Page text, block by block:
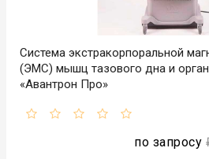
Система экстракорпоральной
(ЭМС) мышц тазового дна и
«Авантрон Про»
по запросу